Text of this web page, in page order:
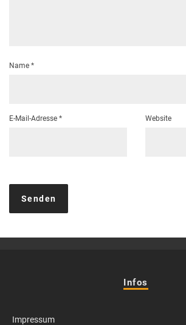
Name *
E-Mail-Adresse * Website
Infos
Impressum